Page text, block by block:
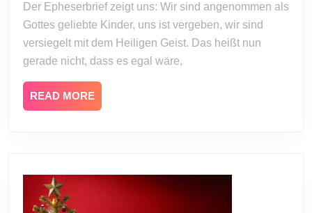
wie
du
lebst!
Der Epheserbrief zeigt uns: Wir sind angenommen als
Gottes geliebte Kinder, uns ist vergeben, wir sind
versiegelt mit dem Heiligen Geist. Das heißt nun
gerade nicht, dass es egal wäre,
READ MORE
MORE